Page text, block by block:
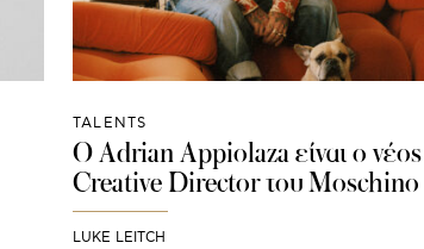
TALENTS
Ο Adrian Appiolaza είναι ο νέος
Creative Director του Moschino
LUKE LEITCH